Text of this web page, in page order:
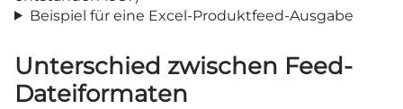
Beispiel für eine Excel-Produktfeed-Ausgabe
Unterschied zwischen Feed-
Dateiformaten